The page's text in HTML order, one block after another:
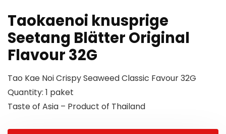
Taokaenoi knusprige
Seetang Blätter Original
Flavour 32G
Tao Kae Noi Crispy Seaweed Classic Favour 32G
Quantity: 1 paket
Taste of Asia – Product of Thailand